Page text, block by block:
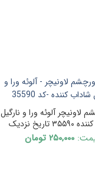
لاونیچر آلوئه ورا و نارگیل
تاریخ نزدیک
۲۵۰,۰۰۰ تومان